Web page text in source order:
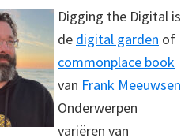
Digging the Digital is
de digital garden of
commonplace book
van Frank Meeuwsen
Onderwerpen
variëren van